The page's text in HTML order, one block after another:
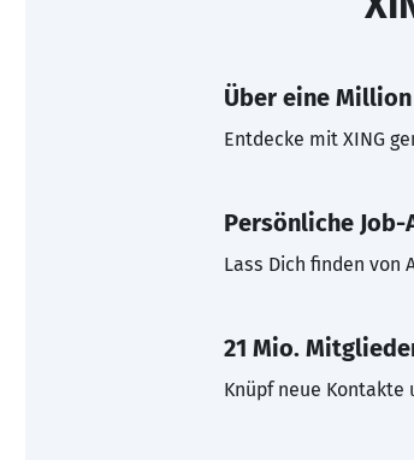
Über eine Million
Entdecke mit XING
Persönliche
Lass Dich finden von
21 Mio.
Knüpf neue Kontakte